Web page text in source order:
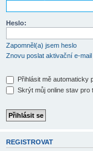
Heslo:
Zapomněl(a) jsem heslo
Znovu poslat aktivační e-mail
Přihlásit mě automaticky
Skrýt můj online stav pro
REGISTROVAT